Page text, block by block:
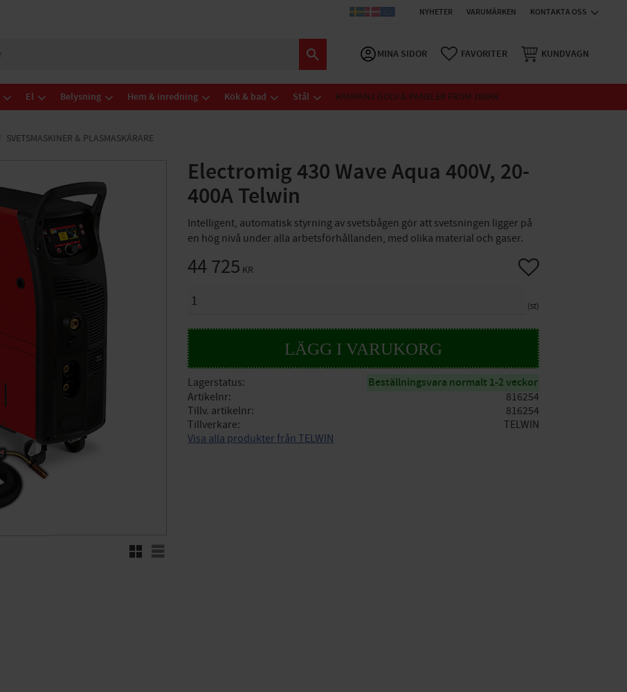
NYHETER VARUMÄRKEN KONTAKTA OSS
MINA SIDOR FAVORITER KUNDVAGN
El Belysning Hem & inredning Kök & bad Stål KAMPANJ GOLV & PANELER FROM 169KR
SVETSMASKINER & PLASMASKÄRARE
Electromig 430 Wave Aqua 400V, 20-
400A Telwin
Intelligent, automatisk styrning av svetsbågen gör att svetsningen ligger på
en hög nivå under alla arbetsförhållanden, med olika material och gaser.
Rutnätsvy
Listvy
44 725 KR
st
Lägg till i favoriter
Lagerstatus Beställningsvara normalt 1-2 veckor
Artikelnr
816254
Tillv. artikelnr
816254
Tillverkare
TELWIN
Visa alla produkter från TELWIN